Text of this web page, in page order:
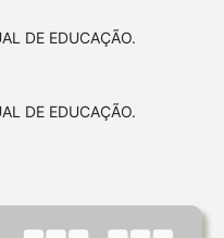
DE EDUCAÇÃO.
DE EDUCAÇÃO.